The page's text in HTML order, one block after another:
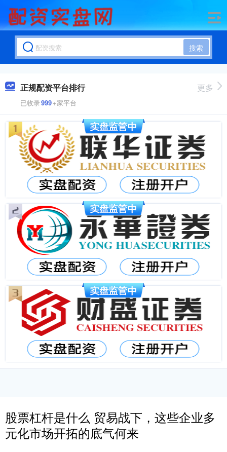
搜索
正规配资平台排行
已收录999+家平台
更多
股票杠杆是什么 贸易战下，这些企业多
元化市场开拓的底气何来